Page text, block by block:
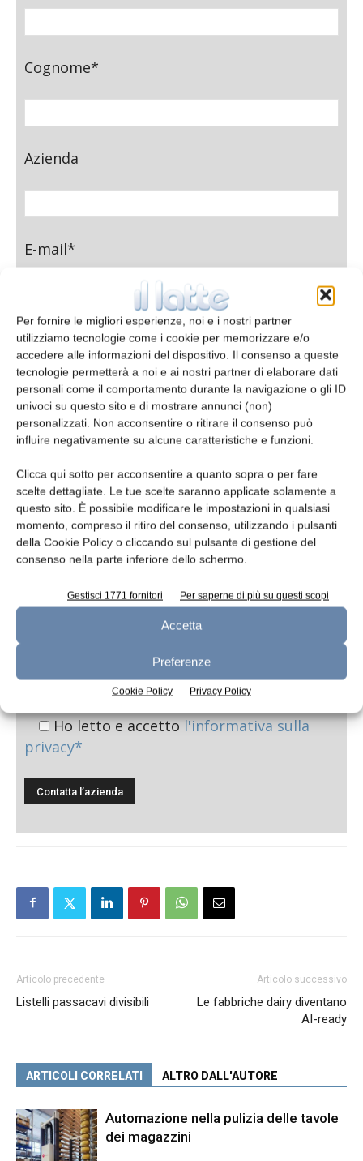
Per fornire le migliori esperienze, noi e i nostri partner
utilizziamo tecnologie come i cookie per memorizzare e/o
accedere alle informazioni del dispositivo. Il consenso a queste
tecnologie permetterà a noi e ai nostri partner di elaborare dati
personali come il comportamento durante la navigazione o gli ID
univoci su questo sito e di mostrare annunci (non)
personalizzati. Non acconsentire o ritirare il consenso può
influire negativamente su alcune caratteristiche e funzioni.
Clicca qui sotto per acconsentire a quanto sopra o per fare
scelte dettagliate. Le tue scelte saranno applicate solamente a
questo sito. È possibile modificare le impostazioni in qualsiasi
momento, compreso il ritiro del consenso, utilizzando i pulsanti
della Cookie Policy o cliccando sul pulsante di gestione del
consenso nella parte inferiore dello schermo.
Gestisci 1771 fornitori Per saperne di più su questi scopi
Accetta
Preferenze
Cookie Policy Privacy Policy
Cognome*
Azienda
E-mail*
Telefono
Oggetto
Messaggio
Ho letto e accettol'informativa sulla
privacy*
Articolo precedente
Listelli passacavi divisibili
Articolo successivo
Le fabbriche dairy diventano
AI-ready
ARTICOLI CORRELATI ALTRO DALL'AUTORE
Automazione nella pulizia delle tavole
dei magazzini